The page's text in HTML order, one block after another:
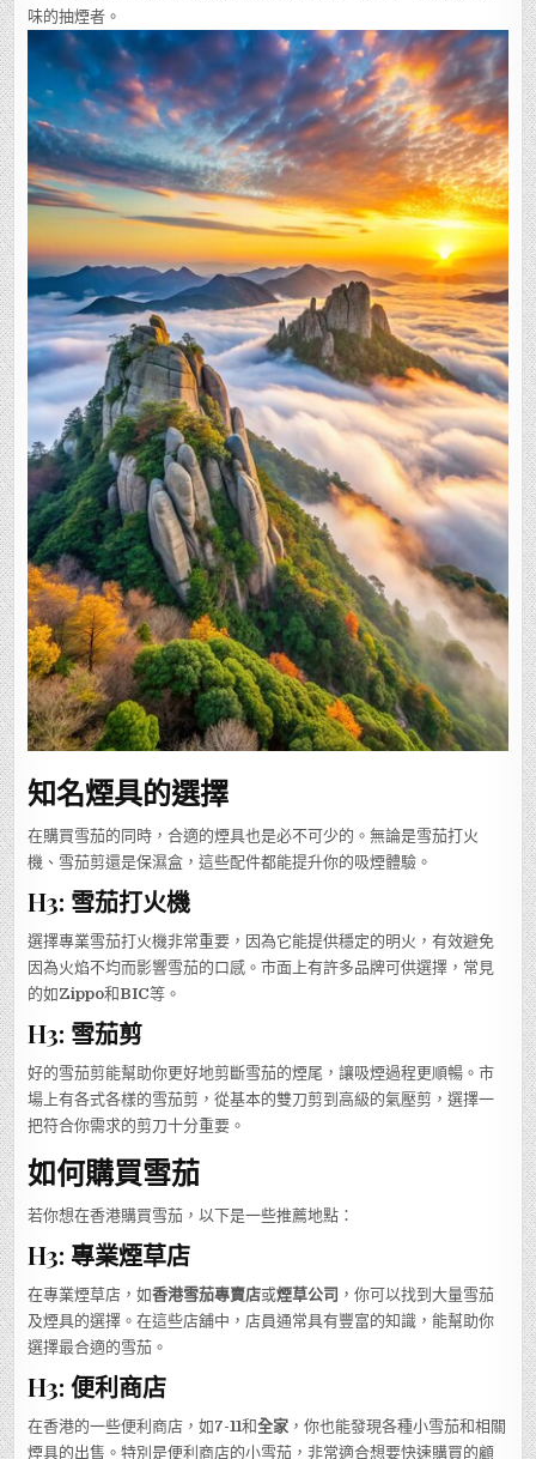
味的抽煙者。
知名煙具的選擇
在購買雪茄的同時，合適的煙具也是必不可少的。無論是雪茄打火
機、雪茄剪還是保濕盒，這些配件都能提升你的吸煙體驗。
H3: 雪茄打火機
選擇專業雪茄打火機非常重要，因為它能提供穩定的明火，有效避免
因為火焰不均而影響雪茄的口感。市面上有許多品牌可供選擇，常見
的如Zippo和 BIC等。
H3: 雪茄剪
好的雪茄剪能幫助你更好地剪斷雪茄的煙尾，讓吸煙過程更順暢。市
場上有各式各樣的雪茄剪，從基本的雙刀剪到高級的氣壓剪，選擇一
把符合你需求的剪刀十分重要。
如何購買雪茄
若你想在香港購買雪茄，以下是一些推薦地點：
H3: 專業煙草店
在專業煙草店，如香港雪茄專賣店或煙草公司 ，你可以找到大量雪茄
及煙具的選擇。在這些店舖中，店員通常具有豐富的知識，能幫助你
選擇最合適的雪茄。
H3: 便利商店
在香港的一些便利商店，如7-11和全家 ，你也能發現各種小雪茄和相關
煙具的出售。特別是便利商店的小雪茄，非常適合想要快速購買的顧